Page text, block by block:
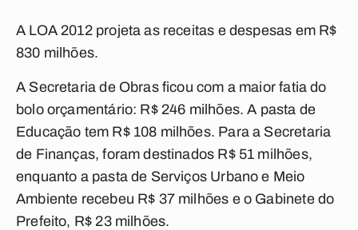
A LOA 2012 projeta as receitas e despesas em R$
830 milhões.
A Secretaria de Obras ficou com a maior fatia do
bolo orçamentário: R$ 246 milhões. A pasta de
Educação tem R$ 108 milhões. Para a Secretaria
de Finanças, foram destinados R$ 51 milhões,
enquanto a pasta de Serviços Urbano e Meio
Ambiente recebeu R$ 37 milhões e o Gabinete do
Prefeito, R$ 23 milhões.